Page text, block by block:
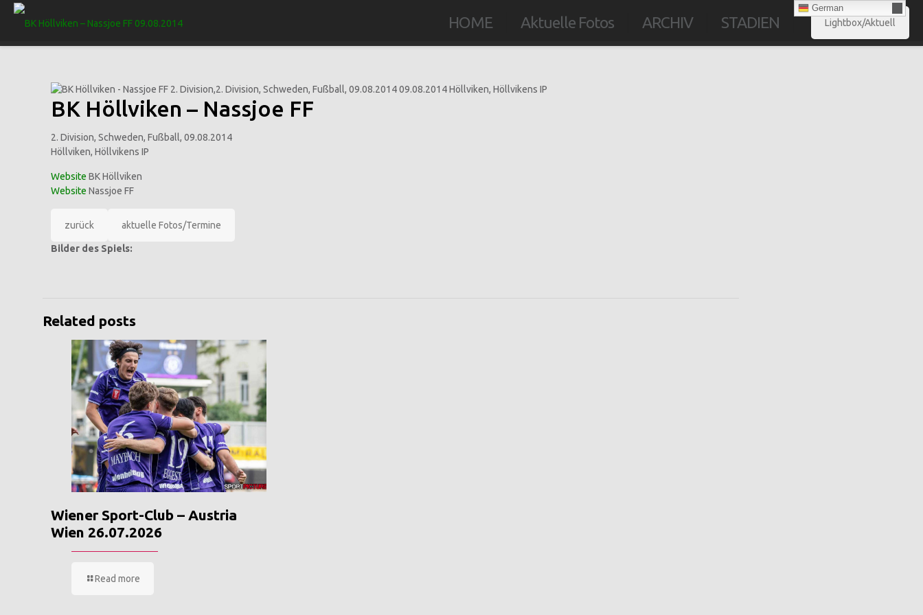
HOME Aktuelle Fotos ARCHIV STADIEN
German
Lightbox/Aktuell
BK Höllviken – Nassjoe FF
2. Division, Schweden, Fußball, 09.08.2014
Höllviken, Höllvikens IP
Website BK Höllviken
Website Nassjoe FF
zurück aktuelle Fotos/Termine
Bilder des Spiels:
Related posts
Wiener Sport-Club – Austria
Wien 26.07.2026
Read more